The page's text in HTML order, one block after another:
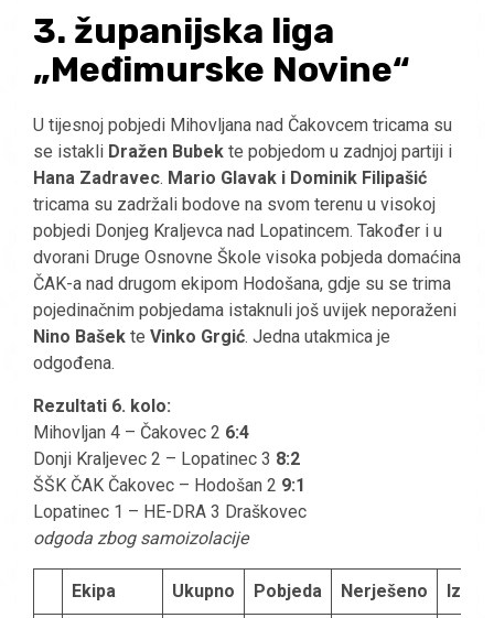
3. županijska liga
„Međimurske Novine“
U tijesnoj pobjedi Mihovljana nad Čakovcem tricama su
se istakli Dražen Bubek te pobjedom u zadnjoj partiji i
Hana Zadravec. Mario Glavak i Dominik Filipašić
tricama su zadržali bodove na svom terenu u visokoj
pobjedi Donjeg Kraljevca nad Lopatincem. Također i u
dvorani Druge Osnovne Škole visoka pobjeda domaćina
ČAK-a nad drugom ekipom Hodošana, gdje su se trima
pojedinačnim pobjedama istaknuli još uvijek neporaženi
Nino Bašek te Vinko Grgić. Jedna utakmica je
odgođena.
Rezultati 6. kolo:
Mihovljan 4 – Čakovec 2 6:4
Donji Kraljevec 2 – Lopatinec 3 8:2
ŠŠK ČAK Čakovec – Hodošan 2 9:1
Lopatinec 1 – HE-DRA 3 Draškovec
odgoda zbog samoizolacije
Ekipa Ukupno Pobjeda Nerješeno